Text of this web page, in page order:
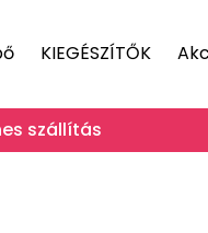
KIEGÉSZÍTŐK
szállítás